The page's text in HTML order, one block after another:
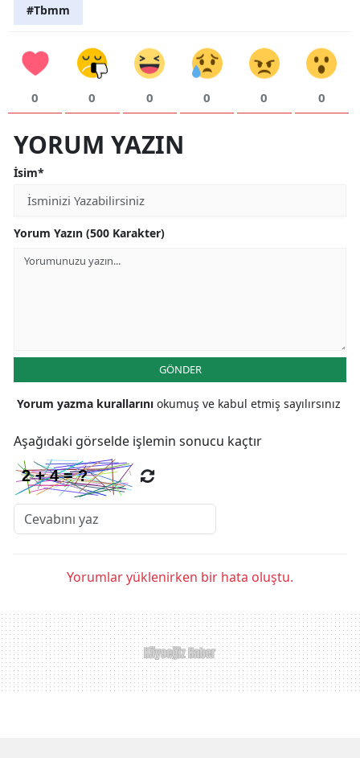
#Tbmm
0 0 0 0 0 0
YORUM YAZIN
İsim*
Yorum Yazın (500 Karakter)
GÖNDER
Yorum yazma kurallarını okumuş ve kabul etmiş sayılırsınız
Aşağıdaki görselde işlemin sonucu kaçtır
Yorumlar yüklenirken bir hata oluştu.